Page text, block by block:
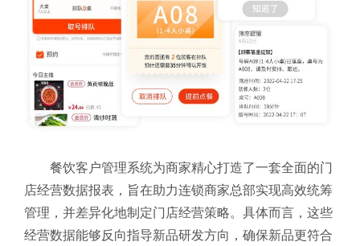
餐饮客户管理系统为商家精心打造了一套全面的门
店经营数据报表，旨在助力连锁商家总部实现高效统筹
管理，并差异化地制定门店经营策略。具体而言，这些
经营数据能够反向指导新品研发方向，确保新品更符合